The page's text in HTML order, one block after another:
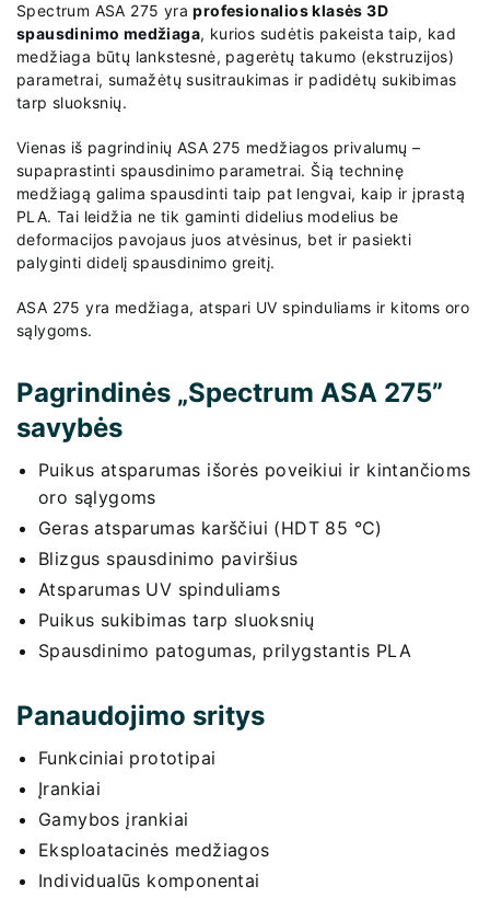
Spectrum ASA 275 yraprofesionalios klasės 3D
spausdinimo medžiaga, kurios sudėtis pakeista taip, kad
medžiaga būtų lankstesnė, pagerėtų takumo (ekstruzijos)
parametrai, sumažėtų susitraukimas ir padidėtų sukibimas
tarp sluoksnių.
Vienas iš pagrindinių ASA 275 medžiagos privalumų –
supaprastinti spausdinimo parametrai. Šią techninę
medžiagą galima spausdinti taip pat lengvai, kaip ir įprastą
PLA. Tai leidžia ne tik gaminti didelius modelius be
deformacijos pavojaus juos atvėsinus, bet ir pasiekti
palyginti didelį spausdinimo greitį.
ASA 275 yra medžiaga, atspari UV spinduliams ir kitoms oro
sąlygoms.
Pagrindinės „Spectrum ASA 275”
savybės
Puikus atsparumas išorės poveikiui ir kintančioms
oro sąlygoms
Geras atsparumas karščiui (HDT 85 °C)
Blizgus spausdinimo paviršius
Atsparumas UV spinduliams
Puikus sukibimas tarp sluoksnių
Spausdinimo patogumas, prilygstantis PLA
Panaudojimo sritys
Funkciniai prototipai
Įrankiai
Gamybos įrankiai
Eksploatacinės medžiagos
Individualūs komponentai